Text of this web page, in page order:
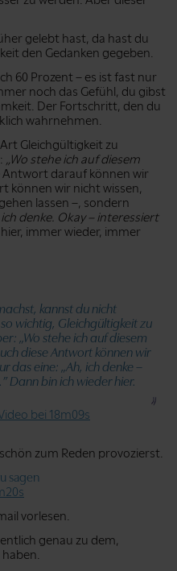
gelebt hast, da hast du
den Gedanken gegeben.
60 Prozent – es ist fast nur
noch das Gefühl, du gibst
Der Fortschritt, den du
wahrnehmen.
Gleichgültigkeit zu
„Wo stehe ich auf diesem
darauf können wir
können wir nicht wissen,
lassen –, sondern
ich denke. Okay – interessiert
immer wieder, immer
kannst du nicht
wichtig, Gleichgültigkeit zu
„Wo stehe ich auf diesem
diese Antwort können wir
das eine: „Ah, ich denke –
Dann bin ich wieder hier.
bei 18m09s
zum Reden provozierst.
sagen
vorlesen.
genau zu dem,